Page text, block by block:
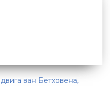
ван Бетховена,